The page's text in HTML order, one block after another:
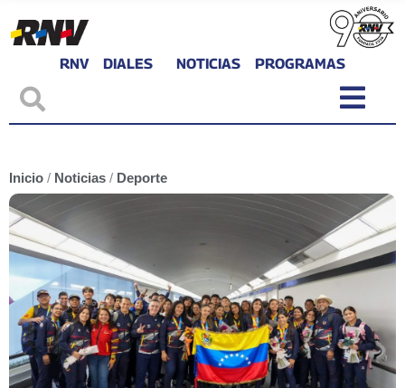
RNV DIALES NOTICIAS PROGRAMAS
Inicio / Noticias / Deporte